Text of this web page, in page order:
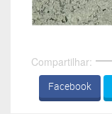
Compartilhar:
Facebook